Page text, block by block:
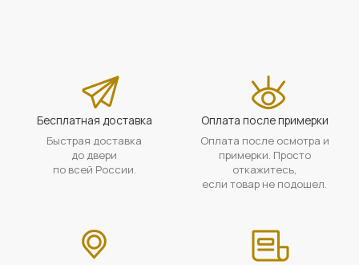
Бесплатная доставка
Быстрая доставка
до двери
по всей России.
Оплата после примерки
Оплата после осмотра и
примерки. Просто
откажитесь,
если товар не подошел.